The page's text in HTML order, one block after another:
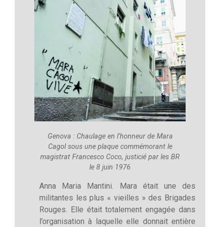
Genova : Chaulage en l’honneur de Mara
Cagol sous une plaque commémorant le
magistrat Francesco Coco, justicié par les BR
le 8 juin 1976
Anna Maria Mantini. Mara était une des
militantes les plus « vieilles » des Brigades
Rouges. Elle était totalement engagée dans
l’organisation à laquelle elle donnait entière